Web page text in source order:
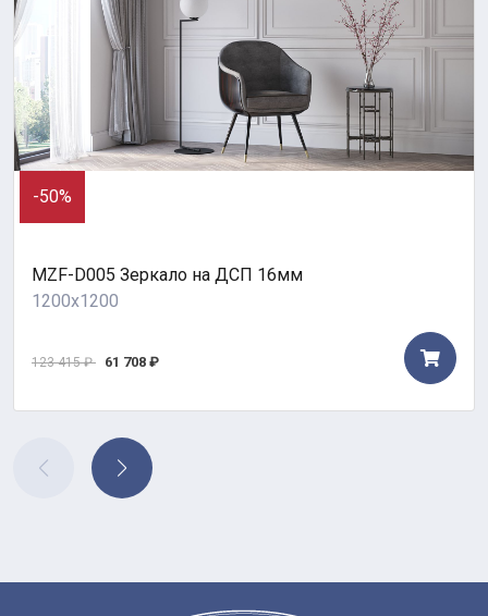
-50%
MZF-D005 Зеркало на ДСП 16мм
1200x1200
123 415 ₽ 61 708 ₽